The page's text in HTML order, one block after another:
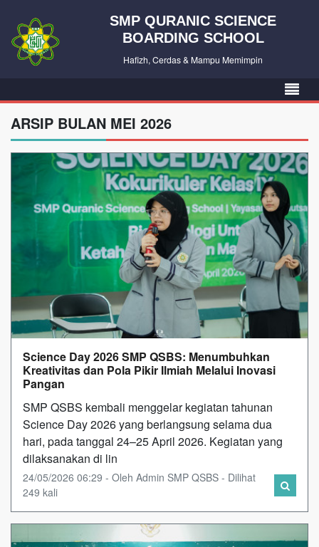
SMP QURANIC SCIENCE
BOARDING SCHOOL
Hafizh, Cerdas & Mampu Memimpin
ARSIP BULAN MEI 2026
Science Day 2026 SMP QSBS: Menumbuhkan
Kreativitas dan Pola Pikir Ilmiah Melalui Inovasi
Pangan
SMP QSBS kembali menggelar kegiatan tahunan
Science Day 2026 yang berlangsung selama dua
hari, pada tanggal 24–25 April 2026. Kegiatan yang
dilaksanakan di lin
24/05/2026 06:29 - Oleh Admin SMP QSBS - Dilihat
249 kali